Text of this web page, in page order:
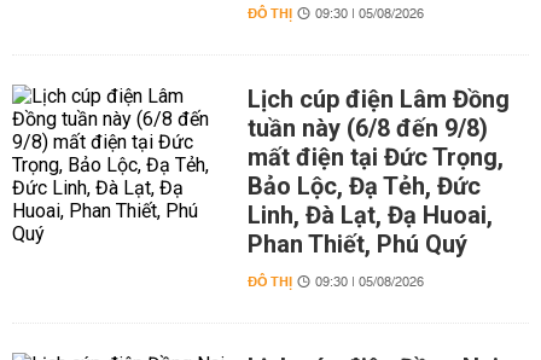
ĐÔ THỊ 09:30 | 05/08/2026
Lịch cúp điện Lâm Đồng
tuần này (6/8 đến 9/8)
mất điện tại Đức Trọng,
Bảo Lộc, Đạ Tẻh, Đức
Linh, Đà Lạt, Đạ Huoai,
Phan Thiết, Phú Quý
ĐÔ THỊ 09:30 | 05/08/2026